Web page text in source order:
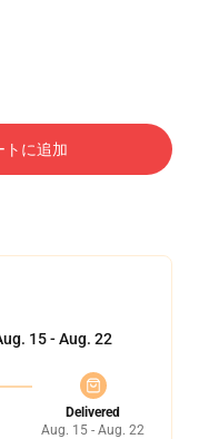
トに追加
15 - Aug. 22
Delivered
Aug. 15 - Aug. 22